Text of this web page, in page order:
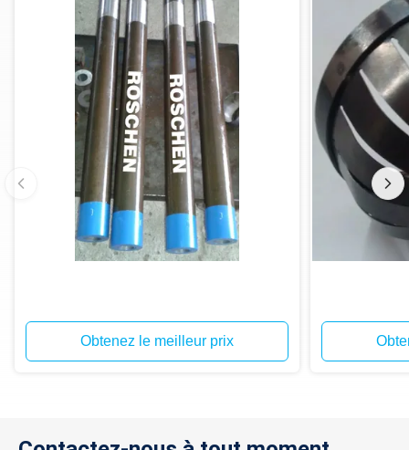
Obtenez le meilleur prix